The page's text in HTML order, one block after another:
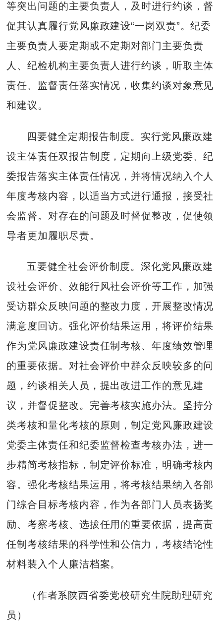
等突出问题的主要负责人，及时进行约谈，督
促其认真履行党风廉政建设“一岗双责”。纪委
主要负责人要定期或不定期对部门主要负责
人、纪检机构主要负责人进行约谈，听取主体
责任、监督责任落实情况，收集约谈对象意见
和建议。
四要健全定期报告制度。实行党风廉政建
设主体责任双报告制度，定期向上级党委、纪
委报告落实主体责任情况，并将情况纳入个人
年度考核内容，以适当方式进行通报，接受社
会监督。对存在的问题及时督促整改，促使领
导者更加履职尽责。
五要健全社会评价制度。深化党风廉政建
设社会评价、效能行风社会评价等工作，加强
受访群众反映问题的整改力度，开展整改情况
满意度回访。强化评价结果运用，将评价结果
作为党风廉政建设责任制考核、年度绩效管理
的重要依据。对社会评价中群众反映较多的问
题，约谈相关人员，提出改进工作的意见建
议，并督促整改。完善考核实施办法。坚持分
类考核和量化考核的原则，制定党风廉政建设
党委主体责任和纪委监督检查考核办法，进一
步精简考核指标，制定评价标准，明确考核内
容。强化考核结果运用，将考核结果纳入各部
门综合目标考核内容，作为各部门人员表扬奖
励、考察考核、选拔任用的重要依据，提高责
任制考核结果的科学性和公信力，考核结论性
材料装入个人廉洁档案。
（作者系陕西省委党校研究生院助理研究
员）